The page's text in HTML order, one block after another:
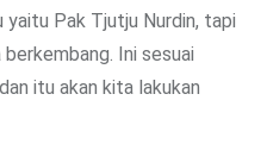
yaitu Pak Tjutju Nurdin, tapi
Ini sesuai
itu akan kita lakukan